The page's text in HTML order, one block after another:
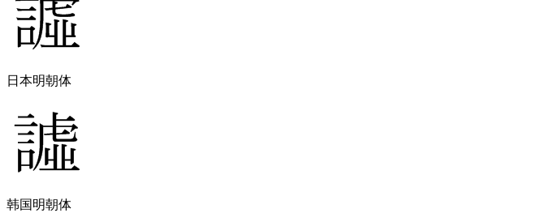
日本明朝体
韩国明朝体